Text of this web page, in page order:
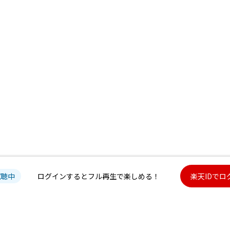
中 ログインするとフル再生で楽しめる！ 楽天IDでロ